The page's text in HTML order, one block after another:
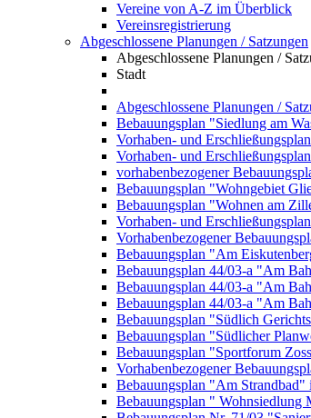
Vereine von A-Z im Überblick
Vereinsregistrierung
Abgeschlossene Planungen / Satzungen
Abgeschlossene Planungen /
Stadt
Abgeschlossene Planungen /
Bebauungsplan "Siedlung am
Vorhaben- und
Vorhaben- und
vorhabenbezogener
Bebauungsplan "Wohngebiet
Bebauungsplan "Wohnen am
Vorhaben- und
Vorhabenbezogener
Bebauungsplan "Am
Bebauungsplan 44/03-a "Am
Bebauungsplan 44/03-a "Am
Bebauungsplan 44/03-a "Am
Bebauungsplan "Südlich
Bebauungsplan "Südlicher
Bebauungsplan "Sportforum
Vorhabenbezogener
Bebauungsplan "Am
Bebauungsplan " Wohnsiedlung